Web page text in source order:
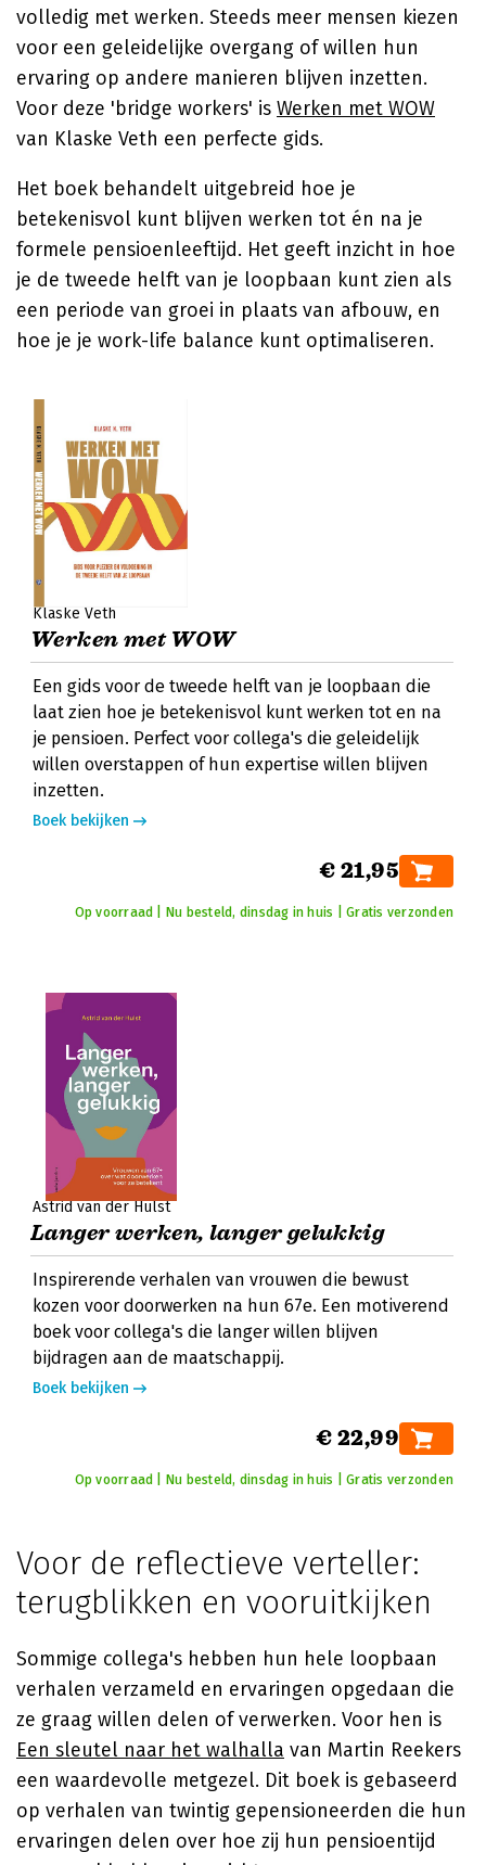
volledig met werken. Steeds meer mensen kiezen
voor een geleidelijke overgang of willen hun
ervaring op andere manieren blijven inzetten.
Voor deze 'bridge workers' is Werken met WOW
van Klaske Veth een perfecte gids.
Het boek behandelt uitgebreid hoe je
betekenisvol kunt blijven werken tot én na je
formele pensioenleeftijd. Het geeft inzicht in hoe
je de tweede helft van je loopbaan kunt zien als
een periode van groei in plaats van afbouw, en
hoe je je work-life balance kunt optimaliseren.
Klaske Veth
Werken met WOW
Een gids voor de tweede helft van je loopbaan die
laat zien hoe je betekenisvol kunt werken tot en na
je pensioen. Perfect voor collega's die geleidelijk
willen overstappen of hun expertise willen blijven
inzetten.
Boek bekijken
€ 21,95
Op voorraad | Nu besteld, dinsdag in huis | Gratis verzonden
Astrid van der Hulst
Langer werken, langer gelukkig
Inspirerende verhalen van vrouwen die bewust
kozen voor doorwerken na hun 67e. Een motiverend
boek voor collega's die langer willen blijven
bijdragen aan de maatschappij.
Boek bekijken
€ 22,99
Op voorraad | Nu besteld, dinsdag in huis | Gratis verzonden
Voor de reflectieve verteller:
terugblikken en vooruitkijken
Sommige collega's hebben hun hele loopbaan
verhalen verzameld en ervaringen opgedaan die
ze graag willen delen of verwerken. Voor hen is
Een sleutel naar het walhalla van Martin Reekers
een waardevolle metgezel. Dit boek is gebaseerd
op verhalen van twintig gepensioneerden die hun
ervaringen delen over hoe zij hun pensioentijd